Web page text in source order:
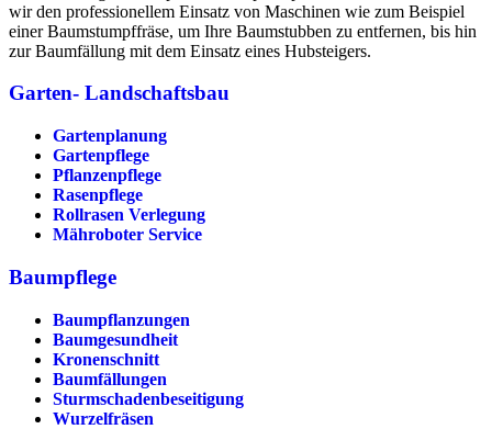
wir den professionellem Einsatz von Maschinen wie zum Beispiel
einer Baumstumpffräse, um Ihre Baumstubben zu entfernen, bis hin
zur Baumfällung mit dem Einsatz eines Hubsteigers.
Garten- Landschaftsbau
Gartenplanung
Gartenpflege
Pflanzenpflege
Rasenpflege
Rollrasen Verlegung
Mähroboter Service
Baumpflege
Baumpflanzungen
Baumgesundheit
Kronenschnitt
Baumfällungen
Sturmschadenbeseitigung
Wurzelfräsen